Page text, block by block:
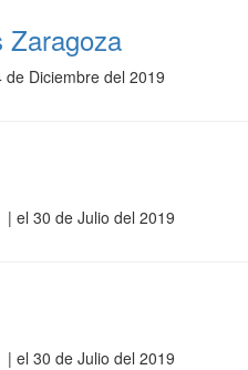
Zaragoza
de Diciembre del 2019
| el 30 de Julio del 2019
| el 30 de Julio del 2019